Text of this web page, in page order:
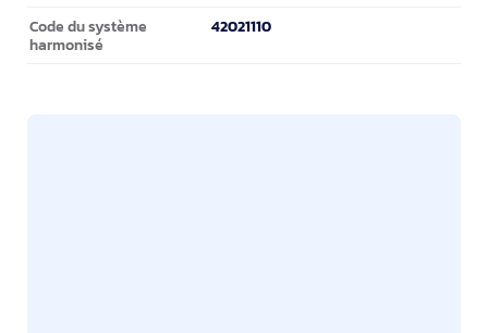
Code du système
harmonisé
42021110